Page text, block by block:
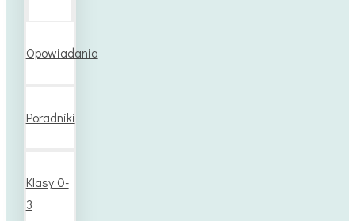
Opowiadania
Poradniki
Klasy 0-
3